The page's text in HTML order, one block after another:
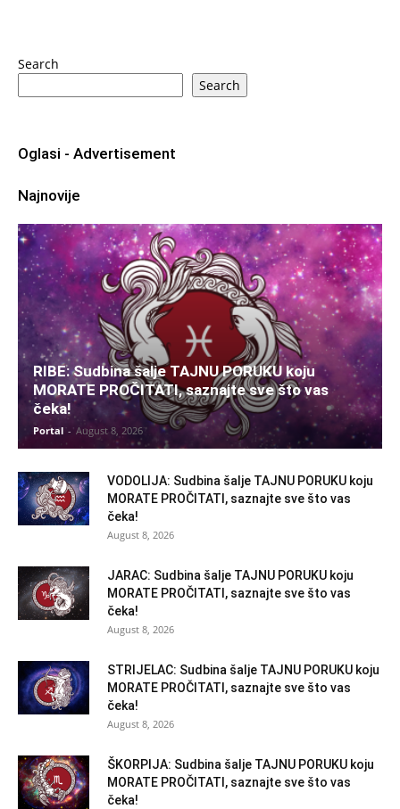
Search
Search
Oglasi - Advertisement
Najnovije
RIBE: Sudbina šalje TAJNU PORUKU koju
MORATE PROČITATI, saznajte sve što vas
čeka!
Portal - August 8, 2026
VODOLIJA: Sudbina šalje TAJNU PORUKU koju
MORATE PROČITATI, saznajte sve što vas
čeka!
August 8, 2026
JARAC: Sudbina šalje TAJNU PORUKU koju
MORATE PROČITATI, saznajte sve što vas
čeka!
August 8, 2026
STRIJELAC: Sudbina šalje TAJNU PORUKU koju
MORATE PROČITATI, saznajte sve što vas
čeka!
August 8, 2026
ŠKORPIJA: Sudbina šalje TAJNU PORUKU koju
MORATE PROČITATI, saznajte sve što vas
čeka!